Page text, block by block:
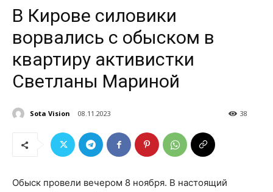
В Кирове силовики
ворвались с обыском в
квартиру активистки
Светланы Мариной
Sota Vision 08.11.2023 38
Обыск провели вечером 8 ноября. В настоящий